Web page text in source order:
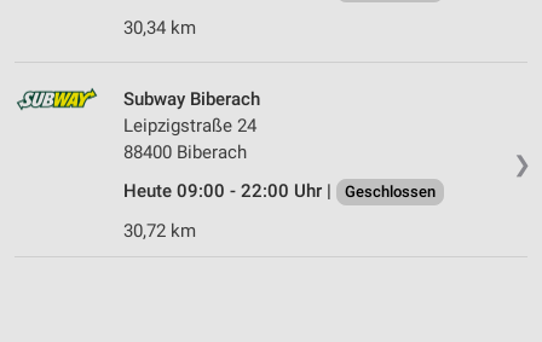
30,34 km
❯
Subway Biberach
Leipzigstraße 24
88400 Biberach
Heute 09:00 - 22:00 Uhr |
Geschlossen
30,72 km